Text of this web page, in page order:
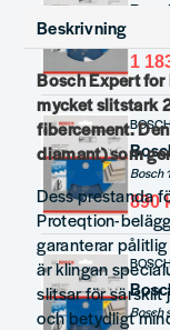
1
890
Beskrivning
Bosch Expert
mycket slitstark
fibercement.
diamant) som
Dess prestanda
Proteqtion-
garanterar
är klingan
slitsar för särskilt
och betydligt